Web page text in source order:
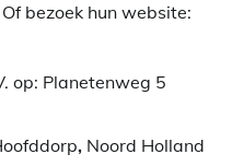
Of bezoek hun website:
op: Planetenweg 5
, Noord Holland